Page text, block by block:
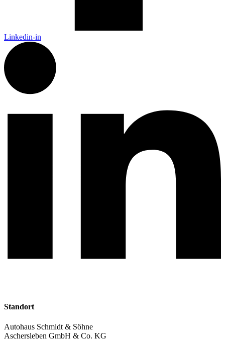
Linkedin-in
Standort
Autohaus Schmidt & Söhne
Aschersleben GmbH & Co. KG